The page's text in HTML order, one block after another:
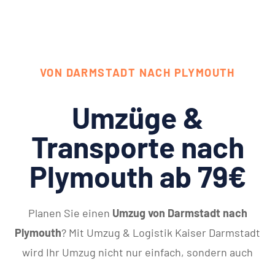
VON DARMSTADT NACH PLYMOUTH
Umzüge &
Transporte nach
Plymouth ab 79€
Planen Sie einen Umzug von Darmstadt nach
Plymouth? Mit Umzug & Logistik Kaiser Darmstadt
wird Ihr Umzug nicht nur einfach, sondern auch